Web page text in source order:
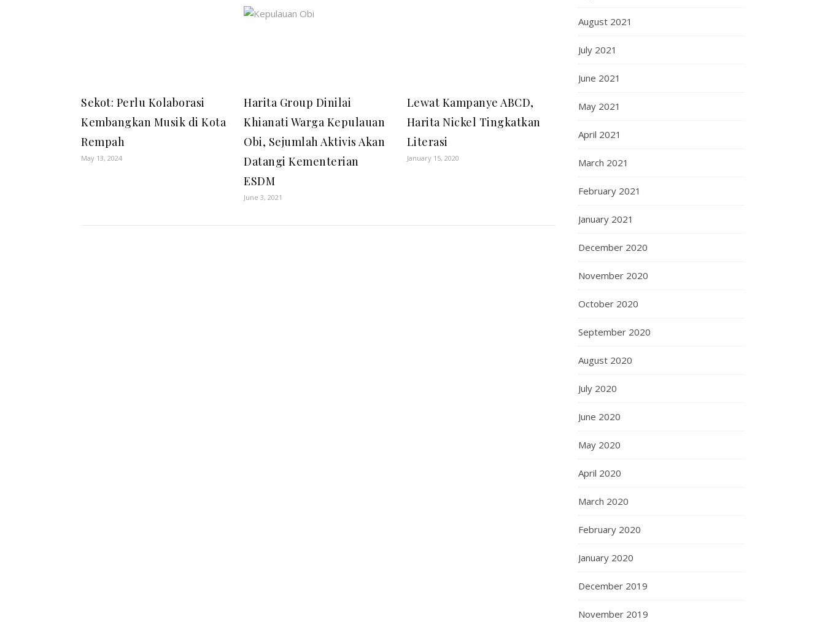
Sekot: Perlu Kolaborasi
Kembangkan Musik di Kota
Rempah
May 13, 2024
Harita Group Dinilai
Khianati Warga Kepulauan
Obi, Sejumlah Aktivis Akan
Datangi Kementerian
ESDM
June 3, 2021
Lewat Kampanye ABCD,
Harita Nickel Tingkatkan
Literasi
January 15, 2020
August 2021
July 2021
June 2021
May 2021
April 2021
March 2021
February 2021
January 2021
December 2020
November 2020
October 2020
September 2020
August 2020
July 2020
June 2020
May 2020
April 2020
March 2020
February 2020
January 2020
December 2019
November 2019